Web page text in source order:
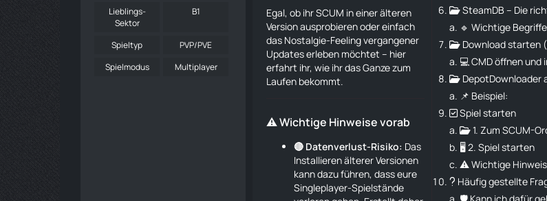
Lieblings-
Sektor
B1
Spieltyp
PVP/PVE
Spielmodus
Multiplayer
📂 SteamDB – Die
🔹 Wichtige
📂 Download starten
💻 CMD öffnen und
📂 DepotDownloader
📌 Beispiel:
✅ Spiel starten
📂 1. Zum SCUM-
🖥️ 2. Spiel starten
⚠️ Wichtige
❓ Häufig gestellte
Egal, ob ihr SCUM in einer älteren
Version ausprobieren oder einfach
das Nostalgie-Feeling vergangener
Updates erleben möchtet – hier
erfahrt ihr, wie ihr das Ganze zum
Laufen bekommt.
⚠️ Wichtige Hinweise vorab
🔴 Datenverlust-Risiko: Das
Installieren älterer Versionen
kann dazu führen, dass eure
Singleplayer-Spielstände